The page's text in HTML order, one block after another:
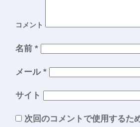
コメント
名前 *
メール *
サイト
次回のコメントで使用するた